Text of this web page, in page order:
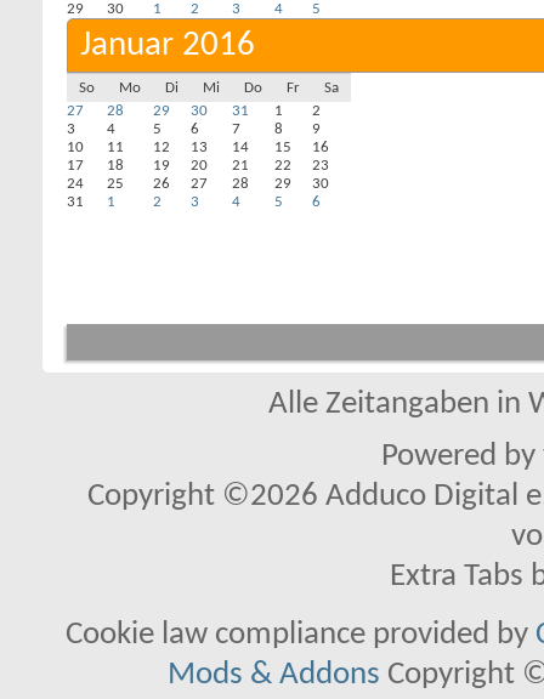
29
30 1 2 3 4 5
Januar 2016
So Mo Di Mi Do Fr
Sa
27
28 29 30 31 1
2
3
4 5 6 7 8
9
10
11 12 13 14 15
16
17
18 19 20 21 22
23
24
25 26 27 28 29
30
31
1 2 3 4 5 6
Alle Zeitangaben in
Powered by
Copyright ©2026 Adduco Digital
Extra Tabs
Cookie law compliance provided by
Mods & Addons Copyright